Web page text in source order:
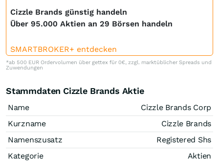
Cizzle Brands günstig handeln
Über 95.000 Aktien an 29 Börsen handeln
SMARTBROKER+ entdecken
*ab 500 EUR Ordervolumen über gettex für 0€, zzgl. marktüblicher Spreads und
Zuwendungen
Stammdaten Cizzle Brands Aktie
Name
Cizzle Brands Corp
Kurzname
Cizzle Brands
Namenszusatz
Registered Shs
Kategorie
Aktien